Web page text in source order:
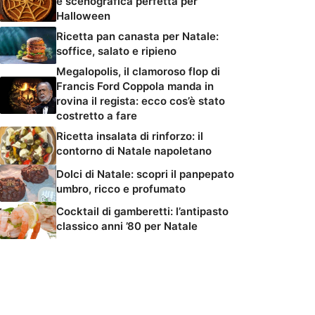
Halloween
Ricetta pan canasta per Natale:
soffice, salato e ripieno
Megalopolis, il clamoroso flop di
Francis Ford Coppola manda in
rovina il regista: ecco cos’è stato
costretto a fare
Ricetta insalata di rinforzo: il
contorno di Natale napoletano
Dolci di Natale: scopri il panpepato
umbro, ricco e profumato
Cocktail di gamberetti: l’antipasto
classico anni ’80 per Natale